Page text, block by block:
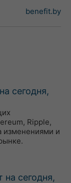
benefit.by
сегодня,
Ripple,
изменениями и
сегодня,